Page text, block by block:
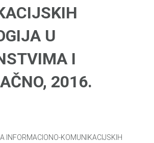
U
I
2016.
INFORMACIONO-KOMUNIKACIJSKIH